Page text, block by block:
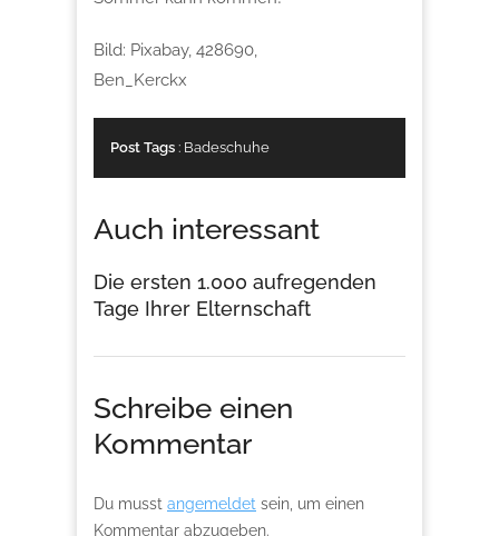
Bild: Pixabay, 428690,
Ben_Kerckx
Post Tags : Badeschuhe
Auch interessant
Die ersten 1.000 aufregenden
Tage Ihrer Elternschaft
Schreibe einen
Kommentar
Du musst angemeldet sein, um einen
Kommentar abzugeben.